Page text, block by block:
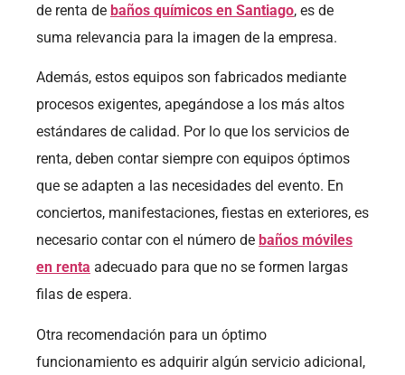
de renta de baños químicos en Santiago, es de
suma relevancia para la imagen de la empresa.
Además, estos equipos son fabricados mediante
procesos exigentes, apegándose a los más altos
estándares de calidad. Por lo que los servicios de
renta, deben contar siempre con equipos óptimos
que se adapten a las necesidades del evento. En
conciertos, manifestaciones, fiestas en exteriores, es
necesario contar con el número de baños móviles
en renta adecuado para que no se formen largas
filas de espera.
Otra recomendación para un óptimo
funcionamiento es adquirir algún servicio adicional,